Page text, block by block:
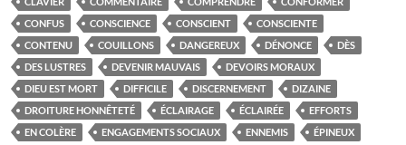
CONFUS
CONSCIENCE CONSCIENT
CONSCIENTE
CONTENU
COUILLONS DANGEREUX DÉNONCE
DÈS
DES LUSTRES
DEVENIR MAUVAIS
DEVOIRS MORAUX
DIEU EST MORT
DIFFICILE DISCERNEMENT
DIZAINE
DROITURE HONNÊTETÉ
ÉCLAIRAGE ÉCLAIRÉE
EFFORTS
EN COLÈRE
ENGAGEMENTS SOCIAUX ENNEMIS
ÉPINEUX